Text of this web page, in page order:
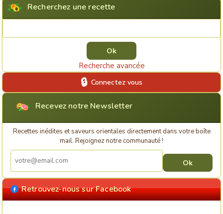
Recherchez une recette
Recherche avancée
Connectez vous
Recevez notre Newsletter
Recettes inédites et saveurs orientales directement dans votre boîte
mail. Rejoignez notre communauté !
Retrouvez-nous sur Facebook